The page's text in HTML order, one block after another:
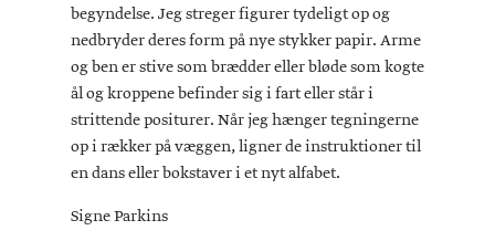
begyndelse. Jeg streger figurer tydeligt op og
nedbryder deres form på nye stykker papir. Arme
og ben er stive som brædder eller bløde som kogte
ål og kroppene befinder sig i fart eller står i
strittende positurer. Når jeg hænger tegningerne
op i rækker på væggen, ligner de instruktioner til
en dans eller bokstaver i et nyt alfabet.
Signe Parkins